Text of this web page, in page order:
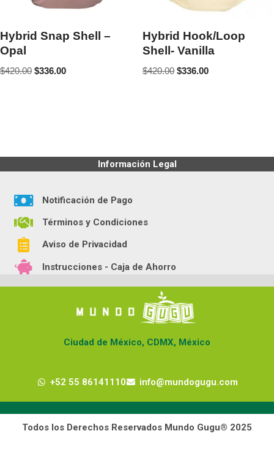
Hybrid Snap Shell –
Opal
$420.00 $336.00
Hybrid Hook/Loop
Shell- Vanilla
$420.00 $336.00
Información Legal
Notificación de Pago
Términos y Condiciones
Aviso de Privacidad
Instrucciones - Caja de Ahorro
Ciudad de México, CDMX, México
+52 55 86141110 info@mundogugu.com
Todos los Derechos Reservados Mundo Gugu® 2025